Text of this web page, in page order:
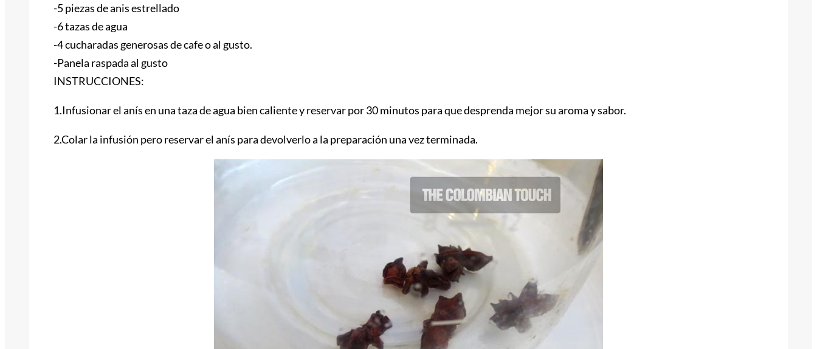
-5 piezas de anis estrellado
-6 tazas de agua
-4 cucharadas generosas de cafe o al gusto.
-Panela raspada al gusto
INSTRUCCIONES:
1.Infusionar el anís en una taza de agua bien caliente y reservar por 30 minutos para que desprenda mejor su aroma y sabor.
2.Colar la infusión pero reservar el anís para devolverlo a la preparación una vez terminada.